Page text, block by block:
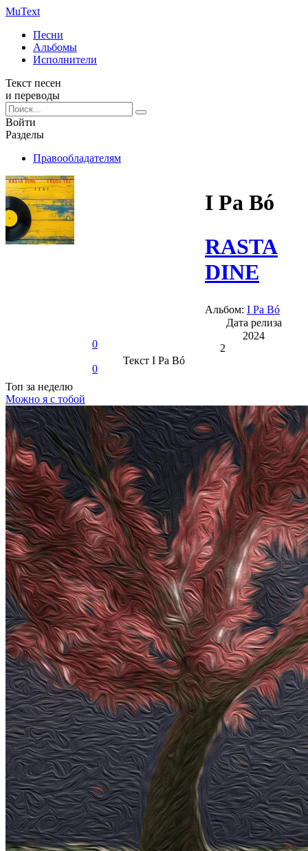
MuText
Песни
Альбомы
Исполнители
Текст песен
и переводы
Войти
Разделы
Правообладателям
0
0
I Pa Bó
RASTA
DINE
Альбом: I Pa Bó
Дата релиза
2024
2
Текст I Pa Bó
Топ за неделю
Можно я с тобой